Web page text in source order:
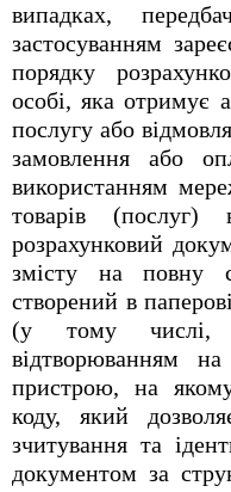
випадках,
застосуванням
порядку
особі, яка отримує
послугу або
замовлення або
використанням
товарів (послуг)
розрахунковий
змісту на повну
створений в
(у тому
відтворюванням
пристрою, на
коду, який
зчитування та
документом за